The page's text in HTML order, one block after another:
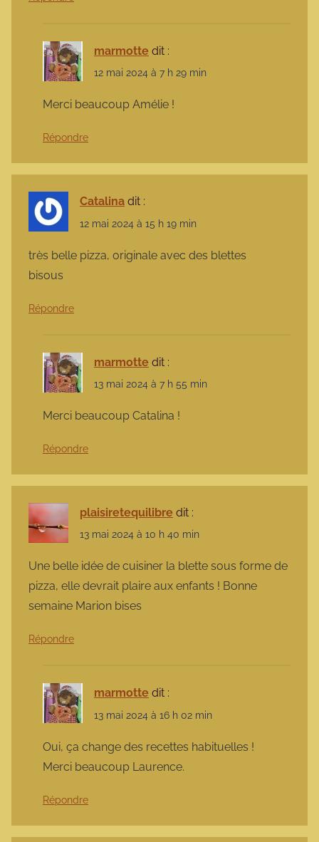
marmotte dit :
12 mai 2024 à 7 h 29 min
Merci beaucoup Amélie !
Répondre
Catalina dit :
12 mai 2024 à 15 h 19 min
très belle pizza, originale avec des blettes
bisous
Répondre
marmotte dit :
13 mai 2024 à 7 h 55 min
Merci beaucoup Catalina !
Répondre
plaisiretequilibre dit :
13 mai 2024 à 10 h 40 min
Une belle idée de cuisiner la blette sous forme de
pizza, elle devrait plaire aux enfants ! Bonne
semaine Marion bises
Répondre
marmotte dit :
13 mai 2024 à 16 h 02 min
Oui, ça change des recettes habituelles !
Merci beaucoup Laurence.
Répondre